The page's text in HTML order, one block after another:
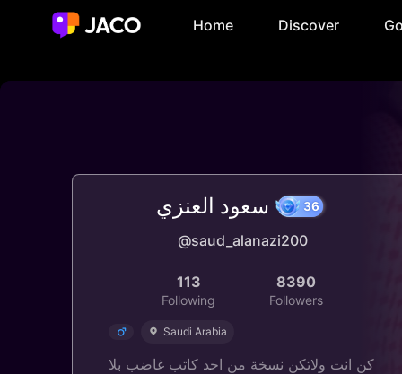
Home Discover
سعود العنزي
@saud_alanazi200
113
Following
8390
Followers
Saudi Arabia
كن انت ولاتكن نسخة من احد كاتب غاضب بلا